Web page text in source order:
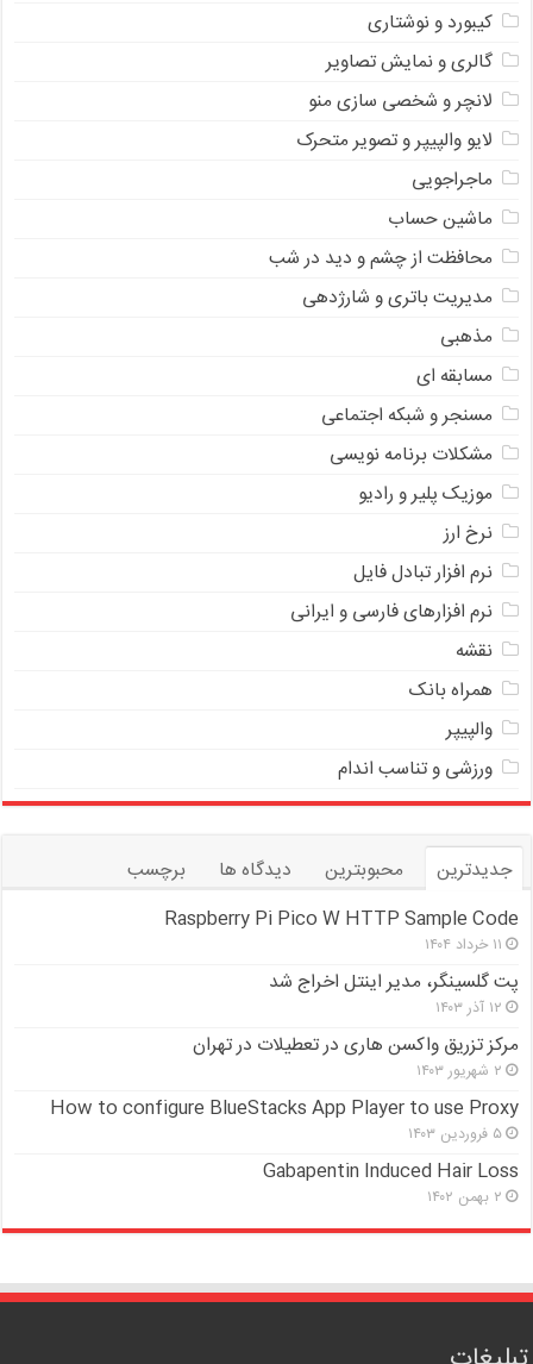
کیبورد و نوشتاری
گالری و نمایش تصاویر
لانچر و شخصی سازی منو
لایو والپیپر و تصویر متحرک
ماجراجویی
ماشین حساب
محافظت از چشم و دید در شب
مدیریت باتری و شارژدهی
مذهبی
مسابقه ای
مسنجر و شبکه اجتماعی
مشکلات برنامه نویسی
موزیک پلیر و رادیو
نرخ ارز
ﻧﺮﻡ ﺍﻓﺰﺍﺭ ﺗﺒﺎﺩﻝ ﻓﺎﻳﻞ
نرم افزارهای فارسی و ایرانی
نقشه
همراه بانک
والپیپر
ورزشی و تناسب اندام
جدیدترین محبوبترین دیدگاه ها
برچسب
Raspberry Pi Pico W HTTP Sample Code
۱۱ خرداد ۱۴۰۴
پت گلسینگر، مدیر اینتل اخراج شد
۱۲ آذر ۱۴۰۳
مرکز تزریق واکسن هاری در تعطیلات در تهران
۲ شهریور ۱۴۰۳
How to configure BlueStacks App Player to use Proxy
۵ فروردین ۱۴۰۳
Gabapentin Induced Hair Loss
۲ بهمن ۱۴۰۲